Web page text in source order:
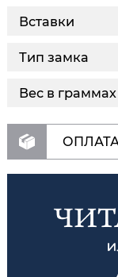
Вставки
Тип замка
Вес в граммах